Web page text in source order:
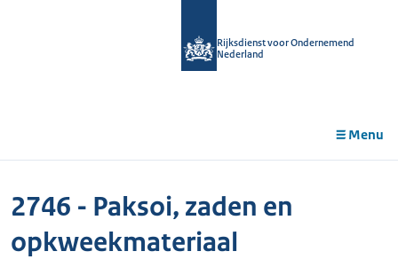
Rijksdienst voor Ondernemend
Nederland
Menu
2746 - Paksoi, zaden en
opkweekmateriaal